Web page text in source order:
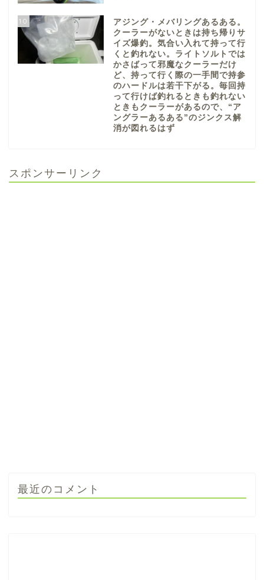
10
アジング・メバリングあるある。
クーラーがないときは持ち帰りサ
イズ爆釣。気合い入れて持って行
くと釣れない。ライトソルトでは
かさばって邪魔なクーラーだけ
ど、持って行く際の一手間で持参
のハードルは若干下がる。毎回持
って行けば釣れるときも釣れない
ときもクーラーがあるので、“ア
ングラーあるある”のジンクス解
消が図れるはず
スポンサーリンク
最近のコメント